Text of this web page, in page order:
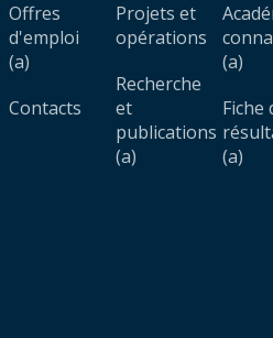
Offres
d'emploi
(a)
Contacts
Projets et
opérations
Recherche
et
publications
(a)
(a)
Fiche
(a)